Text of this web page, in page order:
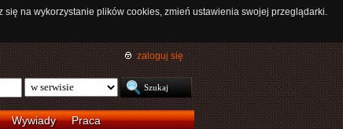
na wykorzystanie plików cookies, zmień ustawienia swojej przeglądarki.
zaloguj się
Wywiady Praca